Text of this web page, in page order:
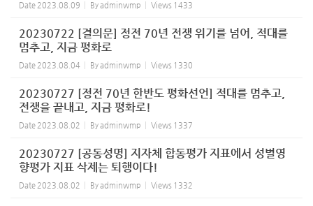
Date 2023.08.09 Byadminwmp Views 1433
20230722 [결의문] 정전 70년 전쟁 위기를 넘어, 적대를
멈추고, 지금 평화로
Date 2023.08.04 Byadminwmp Views 1330
20230727 [정전 70년 한반도 평화선언] 적대를 멈추고,
전쟁을 끝내고, 지금 평화로!
Date 2023.08.02 Byadminwmp Views 1337
20230727 [공동성명] 지자체 합동평가 지표에서 성별영
향평가 지표 삭제는 퇴행이다!
Date 2023.08.02 Byadminwmp Views 1332